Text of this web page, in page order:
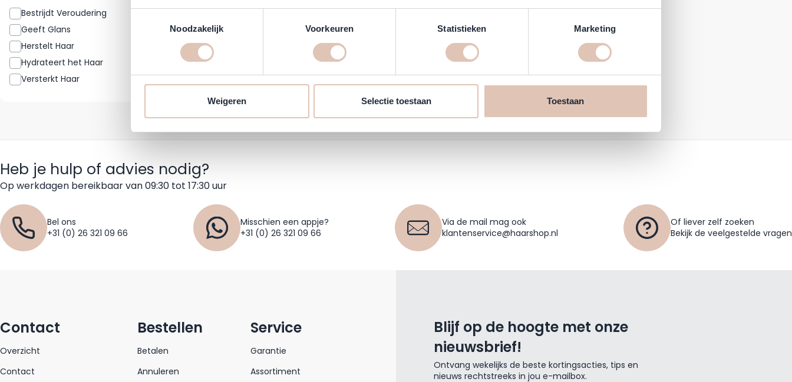
Noodzakelijk
Voorkeuren Statistieken Marketing
Weigeren Selectie toestaan Toestaan
Bestrijdt Veroudering
Geeft Glans
1
Herstelt Haar
1
Hydrateert het Haar
1
Versterkt Haar
1
Heb je hulp of advies nodig?
Op werkdagen bereikbaar van 09:30 tot 17:30 uur
Bel ons
+31 (0) 26 321 09 66
Misschien een appje?
+31 (0) 26 321 09 66
Via de mail mag ook
klantenservice@haarshop.nl
Of liever zelf zoeken
Bekijk de veelgestelde vragen
Contact
Overzicht
Contact
Bestellen
Betalen
Annuleren
Service
Garantie
Assortiment
Blijf op de hoogte met onze
nieuwsbrief!
Ontvang wekelijks de beste kortingsacties, tips en
nieuws rechtstreeks in jou e-mailbox.